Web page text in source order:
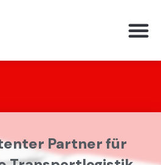
Partner für